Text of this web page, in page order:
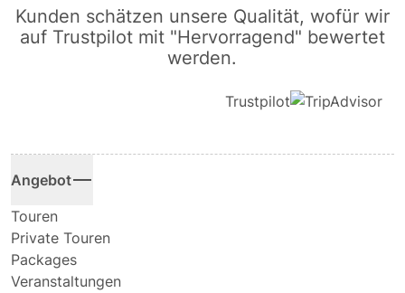
Kunden schätzen unsere Qualität, wofür wir
auf Trustpilot mit "Hervorragend" bewertet
werden.
Trustpilot
Angebot
Touren
Private Touren
Packages
Veranstaltungen